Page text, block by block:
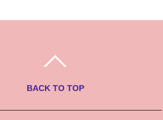
BACK TO TOP